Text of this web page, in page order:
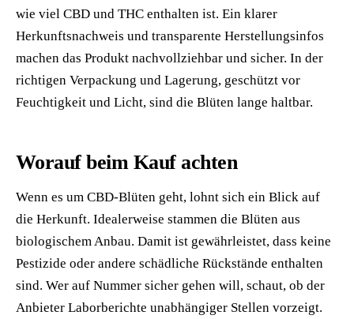
wie viel CBD und THC enthalten ist. Ein klarer
Herkunftsnachweis und transparente Herstellungsinfos
machen das Produkt nachvollziehbar und sicher. In der
richtigen Verpackung und Lagerung, geschützt vor
Feuchtigkeit und Licht, sind die Blüten lange haltbar.
Worauf beim Kauf achten
Wenn es um CBD-Blüten geht, lohnt sich ein Blick auf
die Herkunft. Idealerweise stammen die Blüten aus
biologischem Anbau. Damit ist gewährleistet, dass keine
Pestizide oder andere schädliche Rückstände enthalten
sind. Wer auf Nummer sicher gehen will, schaut, ob der
Anbieter Laborberichte unabhängiger Stellen vorzeigt.